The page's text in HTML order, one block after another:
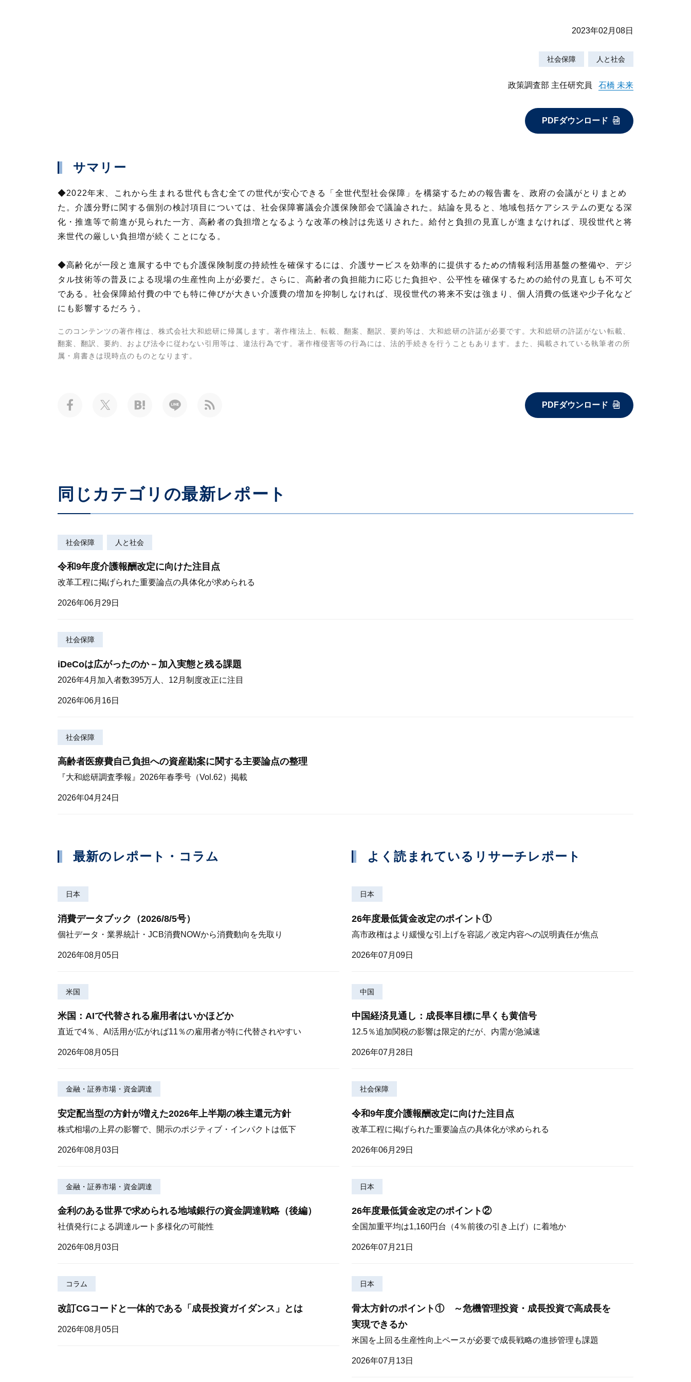
2023年02月08日
社会保障 人と社会
政策調査部 主任研究員 石橋 未来
PDFダウンロード
サマリー
◆2022年末、これから生まれる世代も含む全ての世代が安心できる「全世代型社会保障」を構築するための報告書を、政府の会議がとりまとめ
た。介護分野に関する個別の検討項目については、社会保障審議会介護保険部会で議論された。結論を見ると、地域包括ケアシステムの更なる深
化・推進等で前進が見られた一方、高齢者の負担増となるような改革の検討は先送りされた。給付と負担の見直しが進まなければ、現役世代と将
来世代の厳しい負担増が続くことになる。
◆高齢化が一段と進展する中でも介護保険制度の持続性を確保するには、介護サービスを効率的に提供するための情報利活用基盤の整備や、デジ
タル技術等の普及による現場の生産性向上が必要だ。さらに、高齢者の負担能力に応じた負担や、公平性を確保するための給付の見直しも不可欠
である。社会保障給付費の中でも特に伸びが大きい介護費の増加を抑制しなければ、現役世代の将来不安は強まり、個人消費の低迷や少子化など
にも影響するだろう。
このコンテンツの著作権は、株式会社大和総研に帰属します。著作権法上、転載、翻案、翻訳、要約等は、大和総研の許諾が必要です。大和総研の許諾がない転載、
翻案、翻訳、要約、および法令に従わない引用等は、違法行為です。著作権侵害等の行為には、法的手続きを行うこともあります。また、掲載されている執筆者の所
属・肩書きは現時点のものとなります。
PDFダウンロード
同じカテゴリの最新レポート
社会保障 人と社会
令和9年度介護報酬改定に向けた注目点
改革工程に掲げられた重要論点の具体化が求められる
2026年06月29日
社会保障
iDeCoは広がったのか－加入実態と残る課題
2026年4月加入者数395万人、12月制度改正に注目
2026年06月16日
社会保障
高齢者医療費自己負担への資産勘案に関する主要論点の整理
『大和総研調査季報』2026年春季号（Vol.62）掲載
2026年04月24日
最新のレポート・コラム
日本
消費データブック（2026/8/5号）
個社データ・業界統計・JCB消費NOWから消費動向を先取り
2026年08月05日
米国
米国：AIで代替される雇用者はいかほどか
直近で4％、AI活用が広がれば11％の雇用者が特に代替されやすい
2026年08月05日
金融・証券市場・資金調達
安定配当型の方針が増えた2026年上半期の株主還元方針
株式相場の上昇の影響で、開示のポジティブ・インパクトは低下
2026年08月03日
金融・証券市場・資金調達
金利のある世界で求められる地域銀行の資金調達戦略（後編）
社債発行による調達ルート多様化の可能性
2026年08月03日
コラム
改訂CGコードと一体的である「成長投資ガイダンス」とは
2026年08月05日
よく読まれているリサーチレポート
日本
26年度最低賃金改定のポイント①
高市政権はより緩慢な引上げを容認／改定内容への説明責任が焦点
2026年07月09日
中国
中国経済見通し：成長率目標に早くも黄信号
12.5％追加関税の影響は限定的だが、内需が急減速
2026年07月28日
社会保障
令和9年度介護報酬改定に向けた注目点
改革工程に掲げられた重要論点の具体化が求められる
2026年06月29日
日本
26年度最低賃金改定のポイント②
全国加重平均は1,160円台（4％前後の引き上げ）に着地か
2026年07月21日
日本
骨太方針のポイント① ～危機管理投資・成長投資で高成長を
実現できるか
米国を上回る生産性向上ペースが必要で成長戦略の進捗管理も課題
2026年07月13日